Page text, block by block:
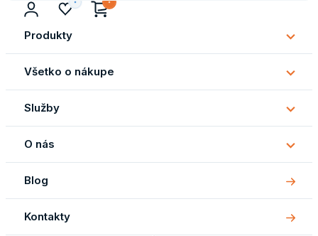
Produkty
Všetko o nákupe
o
Služby
O nás
O
nás
Blog
Kontakty